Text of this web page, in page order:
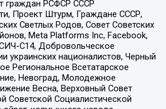
граждан РСФСР СССР
Проект Штурм, Граждане СССР,
Светлых Родов, Совет Советских
Meta Platforms Inc, Facebook,
С14, Добровольческое
украинских националистов, Черный
Региональное Всетатарское
Невоград, Молодежное
Весна, Верховный Совет
Советской Социалистической